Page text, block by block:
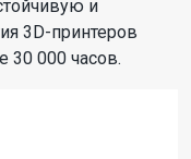
и
3D-принтеров
30 000 часов.